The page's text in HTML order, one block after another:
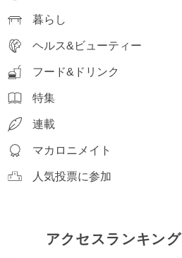
暮らし
ヘルス&ビューティー
フード&ドリンク
特集
連載
マカロニメイト
人気投票に参加
アクセスランキング